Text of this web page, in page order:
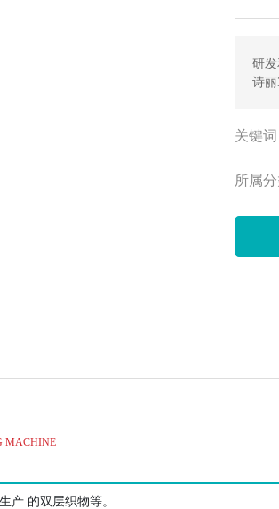
研
诗丽
关键词
所属分
MACHINE
产 的双层织物等。